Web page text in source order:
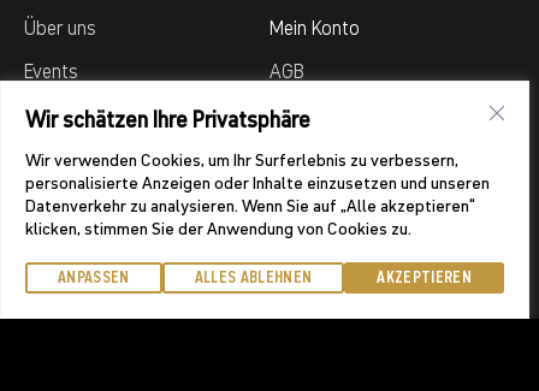
Wir schätzen Ihre Privatsphäre
Wir verwenden Cookies, um Ihr Surferlebnis zu verbessern,
personalisierte Anzeigen oder Inhalte einzusetzen und unseren
Datenverkehr zu analysieren. Wenn Sie auf „Alle akzeptieren"
klicken, stimmen Sie der Anwendung von Cookies zu.
ANPASSEN ALLES ABLEHNEN AKZEPTIEREN
Über uns
Events
Kontakt
Mein Konto
AGB
Versand & Retoure
UNSERE PRODUKT-KATEGORIEN
Smart & Pods
0mg Nic.
Bugatti
Cosmic Max
Iuni
Pipe